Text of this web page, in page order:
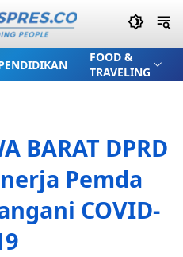
FOOD &
TRAVELING
BARAT DPRD
Pemda
COVID-